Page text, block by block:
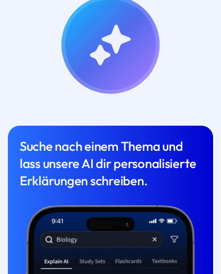
Suche nach einem Thema und
lass unsere AI dir personalisierte
Erklärungen schreiben.